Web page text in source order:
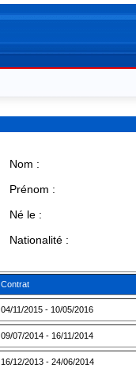
Nom :
Prénom :
Né le :
Nationalité :
Contrat
04/11/2015 - 10/05/2016
09/07/2014 - 16/11/2014
16/12/2013 - 24/06/2014